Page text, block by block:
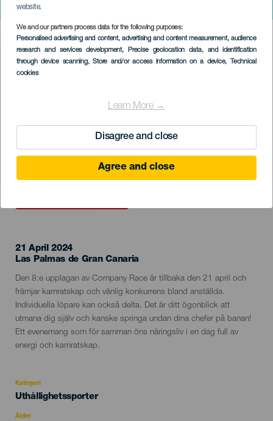
website.
We and our partners process data for the following purposes:
Personalised advertising and content, advertising and content measurement, audience
research and services development, Precise geolocation data, and identification
through device scanning, Store and/or access information on a device, Technical
cookies
Learn More →
Disagree and close
Agree and close
Företagslopp
Imagen
Listado
21 April 2024
Localidad
Las Palmas de Gran Canaria
Descripción
del
evento
Den 8:e upplagan av Company Race är tillbaka den 21 april och
främjar kamratskap och vänlig konkurrens bland anställda.
Individuella löpare kan också delta. Det är ditt ögonblick att
utmana dig själv och kanske springa undan dina chefer på banan!
Ett evenemang som för samman öns näringsliv i en dag full av
energi och kamratskap.
Kategori
Categoría
evento
Uthållighetssporter
Ålder